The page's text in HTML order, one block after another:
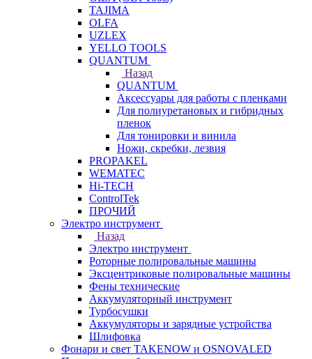
TAJIMA
OLFA
UZLEX
YELLO TOOLS
QUANTUM
Назад
QUANTUM
Аксессуары для работы с пленками
Для полиуретановых и гибридных
пленок
Для тонировки и винила
Ножи, скребки, лезвия
PROPAKEL
WEMATEC
Hi-TECH
ControlTek
ПРОЧИЙ
Электро инструмент
Назад
Электро инструмент
Роторные полировальные машины
Эксцентриковые полировальные машины
Фены технические
Аккумуляторный инструмент
Турбосушки
Аккумуляторы и зарядные устройства
Шлифовка
Фонари и свет TAKENOW и OSNOVALED